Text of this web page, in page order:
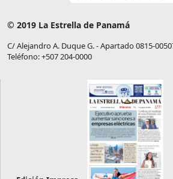
© 2019 La Estrella de Panamá
C/ Alejandro A. Duque G. - Apartado 0815-
Teléfono: +507 204-0000